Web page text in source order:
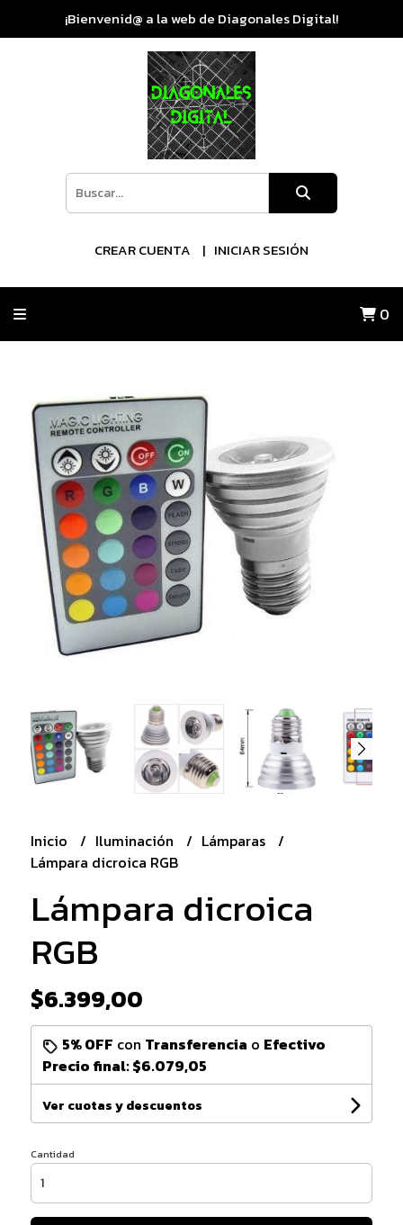
¡Bienvenid@ a la web de Diagonales Digital!
CREAR CUENTA INICIAR SESIÓN
0
Inicio Iluminación
Lámparas
Lámpara dicroica RGB
Lámpara dicroica
RGB
$6.399,00
5% OFF con Transferencia o Efectivo
Precio final:$6.079,05
Ver cuotas y descuentos
Cantidad